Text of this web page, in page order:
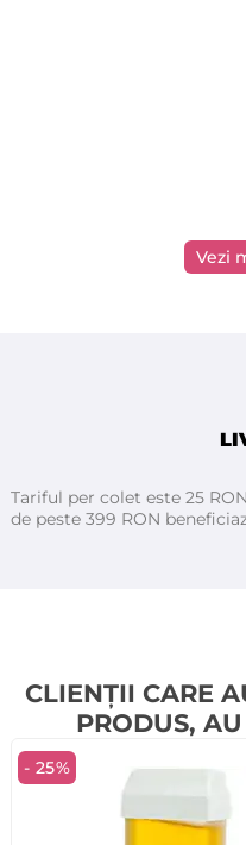
Vezi
Tariful per colet este 25
de peste 399 RON
CLIENȚII CARE
PRODUS,
- 25%